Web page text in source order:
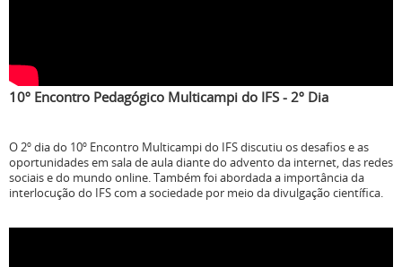
10º Encontro Pedagógico Multicampi do IFS - 2º Dia
O 2º dia do 10º Encontro Multicampi do IFS discutiu os desafios e as
oportunidades em sala de aula diante do advento da internet, das redes
sociais e do mundo online. Também foi abordada a importância da
interlocução do IFS com a sociedade por meio da divulgação científica.